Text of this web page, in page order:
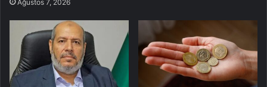
Ağustos 7, 2026